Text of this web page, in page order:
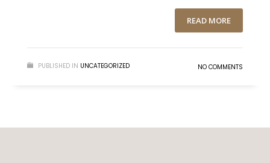
READ MORE
PUBLISHED IN UNCATEGORIZED NO COMMENTS